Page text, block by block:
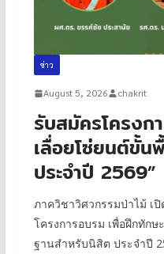
ข่าว
August 5, 2026 chakrit
รับสมัครโครงก
เลื่อยโซ่ยนต์ขั้น
ประจำปี 2569”
ภาควิชาวิศวกรรมป่าไม้ เ
โครงการอบรม เพื่อฝึกทัก
ฐานสำหรับนิสิต ประจำปี